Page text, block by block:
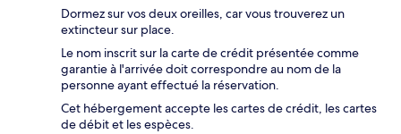
Dormez sur vos deux oreilles, car vous trouverez un
extincteur sur place.
Le nom inscrit sur la carte de crédit présentée comme
garantie à l'arrivée doit correspondre au nom de la
personne ayant effectué la réservation.
Cet hébergement accepte les cartes de crédit, les cartes
de débit et les espèces.